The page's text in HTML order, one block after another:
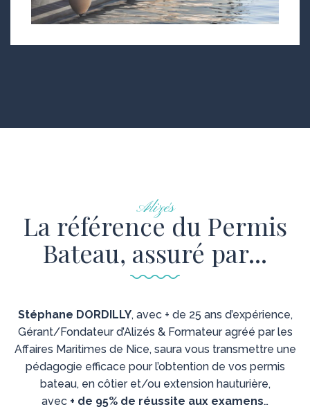
Alizés
La référence du Permis
Bateau, assuré par...
Stéphane DORDILLY, avec + de 25 ans d’expérience,
Gérant/Fondateur d’Alizés & Formateur agréé par les
Affaires Maritimes de Nice, saura vous transmettre une
pédagogie efficace pour l’obtention de vos permis
bateau, en côtier et/ou extension hauturière,
avec + de 95% de réussite aux examens…